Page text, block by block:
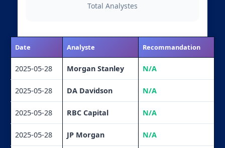
Total Analystes
Date Analyste Recommandation
2025-05-28 Morgan Stanley N/A
2025-05-28 DA Davidson N/A
2025-05-28 RBC Capital N/A
2025-05-28 JP Morgan N/A